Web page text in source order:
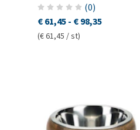
(0)
€ 61,45- € 98,35
(€ 61,45 / st)